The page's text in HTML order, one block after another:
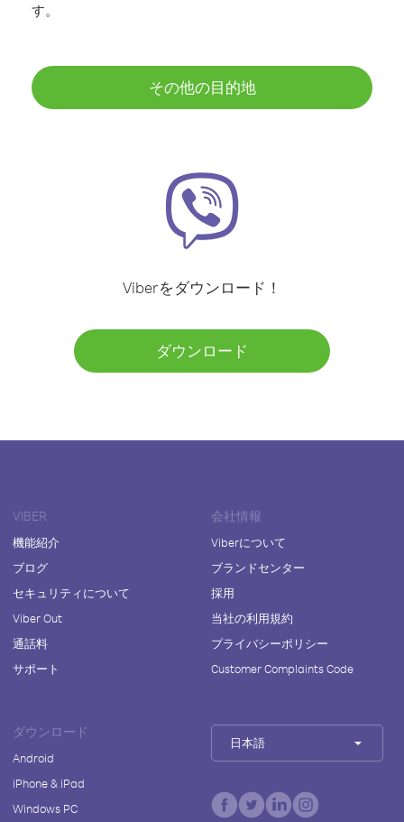
す。
その他の目的地
Viberをダウンロード！
ダウンロード
VIBER
機能紹介
ブログ
セキュリティについて
Viber Out
通話料
サポート
会社情報
Viberについて
ブランドセンター
採用
当社の利用規約
プライバシーポリシー
Customer Complaints Code
ダウンロード
Android
iPhone & iPad
Windows PC
日本語